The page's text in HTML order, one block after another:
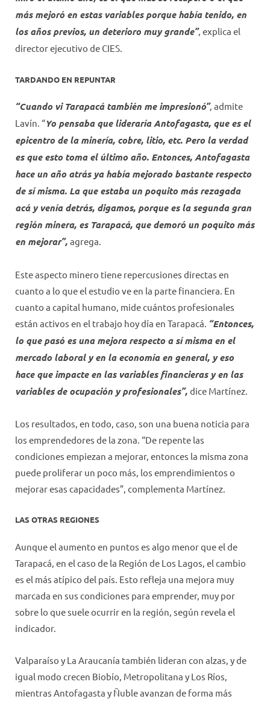
más mejoró en estas variables porque había tenido, en
los años previos, un deterioro muy grande”, explica el
director ejecutivo de CIES.
TARDANDO EN REPUNTAR
“Cuando vi Tarapacá también me impresionó”, admite
Lavín. “Yo pensaba que lideraría Antofagasta, que es el
epicentro de la minería, cobre, litio, etc. Pero la verdad
es que esto toma el último año. Entonces, Antofagasta
hace un año atrás ya había mejorado bastante respecto
de sí misma. La que estaba un poquito más rezagada
acá y venía detrás, digamos, porque es la segunda gran
región minera, es Tarapacá, que demoró un poquito más
en mejorar”, agrega.
Este aspecto minero tiene repercusiones directas en
cuanto a lo que el estudio ve en la parte financiera. En
cuanto a capital humano, mide cuántos profesionales
están activos en el trabajo hoy día en Tarapacá. “Entonces,
lo que pasó es una mejora respecto a sí misma en el
mercado laboral y en la economía en general, y eso
hace que impacte en las variables financieras y en las
variables de ocupación y profesionales”, dice Martínez.
Los resultados, en todo, caso, son una buena noticia para
los emprendedores de la zona. “De repente las
condiciones empiezan a mejorar, entonces la misma zona
puede proliferar un poco más, los emprendimientos o
mejorar esas capacidades”, complementa Martínez.
LAS OTRAS REGIONES
Aunque el aumento en puntos es algo menor que el de
Tarapacá, en el caso de la Región de Los Lagos, el cambio
es el más atípico del país. Esto refleja una mejora muy
marcada en sus condiciones para emprender, muy por
sobre lo que suele ocurrir en la región, según revela el
indicador.
Valparaíso y La Araucanía también lideran con alzas, y de
igual modo crecen Biobío, Metropolitana y Los Ríos,
mientras Antofagasta y Ñuble avanzan de forma más